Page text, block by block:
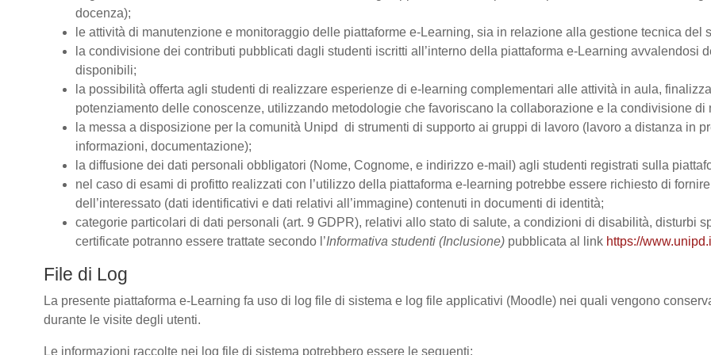
docenza);
le attività di manutenzione e monitoraggio delle piattaforme e-Learning, sia in relazione alla gestione tecnica
la condivisione dei contributi pubblicati dagli studenti iscritti all’interno della piattaforma e-Learning avvalendosi
disponibili;
la possibilità offerta agli studenti di realizzare esperienze di e-learning complementari alle attività in aula,
potenziamento delle conoscenze, utilizzando metodologie che favoriscano la collaborazione e la condivisione di
la messa a disposizione per la comunità Unipd di strumenti di supporto ai gruppi di lavoro (lavoro a distanza in
informazioni, documentazione);
la diffusione dei dati personali obbligatori (Nome, Cognome, e indirizzo e-mail) agli studenti registrati sulla
nel caso di esami di profitto realizzati con l’utilizzo della piattaforma e-learning potrebbe essere richiesto di
dell’interessato (dati identificativi e dati relativi all’immagine) contenuti in documenti di identità;
categorie particolari di dati personali (art. 9 GDPR), relativi allo stato di salute, a condizioni di disabilità, disturbi
certificate potranno essere trattate secondo l’Informativa studenti (Inclusione) pubblicata al link https://
File di Log
La presente piattaforma e-Learning fa uso di log file di sistema e log file applicativi (Moodle) nei quali vengono
durante le visite degli utenti.
Le informazioni raccolte nei log file di sistema potrebbero essere le seguenti: